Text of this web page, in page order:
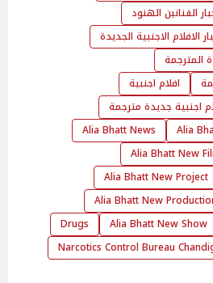
الفنانين الهنود
الافلام الاجنبية الجديدة
المترجمة
افلام اجنبية
اجنبية جديدة مترجمة
Alia
Alia Bhatt News
Alia Bhatt New
Alia Bhatt New Project
Alia Bhatt New
Alia Bhatt New Show
Drugs
Narcotics Control Bureau